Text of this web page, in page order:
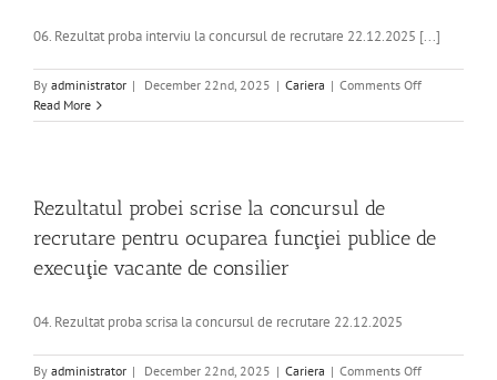
06. Rezultat proba interviu la concursul de recrutare 22.12.2025 [...]
By administrator | December 22nd, 2025 | Cariera | Comments Offon
final
Read More
Rezultatul probei scrise la concursul de
recrutare pentru ocuparea funcţiei publice de
execuţie vacante de consilier
04. Rezultat proba scrisa la concursul de recrutare 22.12.2025
By administrator | December 22nd, 2025 | Cariera | Comments Offon